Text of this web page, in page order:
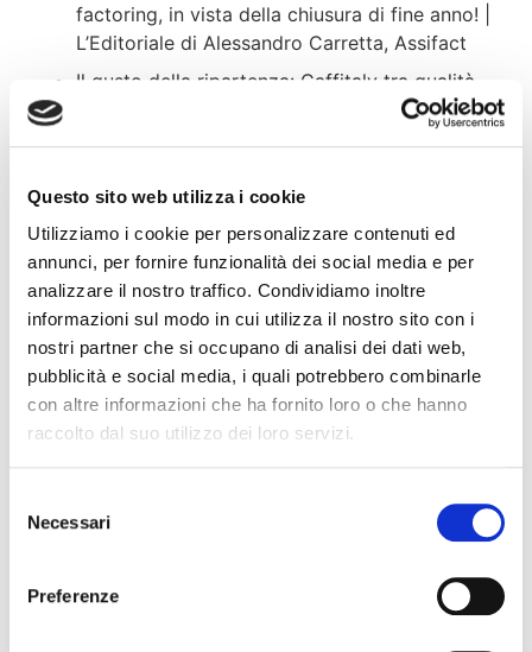
Questo sito web utilizza i cookie
Utilizziamo i cookie per personalizzare contenuti ed
annunci, per fornire funzionalità dei social media e per
analizzare il nostro traffico. Condividiamo inoltre
informazioni sul modo in cui utilizza il nostro sito con i
nostri partner che si occupano di analisi dei dati web,
pubblicità e social media, i quali potrebbero combinarle
con altre informazioni che ha fornito loro o che hanno
raccolto dal suo utilizzo dei loro servizi.
delNecessari
Preferenze
factoring, in vista della chiusura di fine anno! |
L’Editoriale di Alessandro Carretta, Assifact
Il gusto della ripartenza: Caffitaly tra qualità,
innovazione e factoring | Nicoletta Burini,
imprese | Nicoletta Burini, Assifact
Maire: innovazione, flessibilità e factoring per
competere nel mondo | Nicoletta Burini,
Assifact
Repetita (non) iuvant: perché gli errori
finanziari continuano a ripetersi | Roberto
Ruozi, Professore emerito dell’Università
Commerciale “Luigi Bocconi”
Assifact